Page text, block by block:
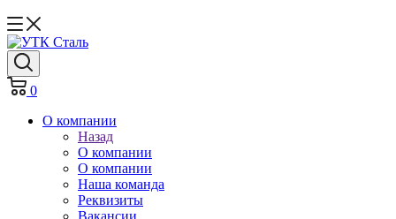
0
О компании
Назад
О компании
О компании
Наша команда
Реквизиты
Вакансии